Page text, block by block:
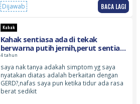
Dijawab BACA LAGI
Kahak
Kahak sentiasa ada di tekak
berwarna putih jernih,perut sentiasa
berangin
4 tahun
saya nak tanya adakah simptom yg saya
nyatakan diatas adalah berkaitan dengan
GERD?,nafas saya pun ketika tidur ada rasa
berat sedikit